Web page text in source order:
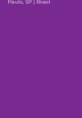
Paulo, SP | Brasil